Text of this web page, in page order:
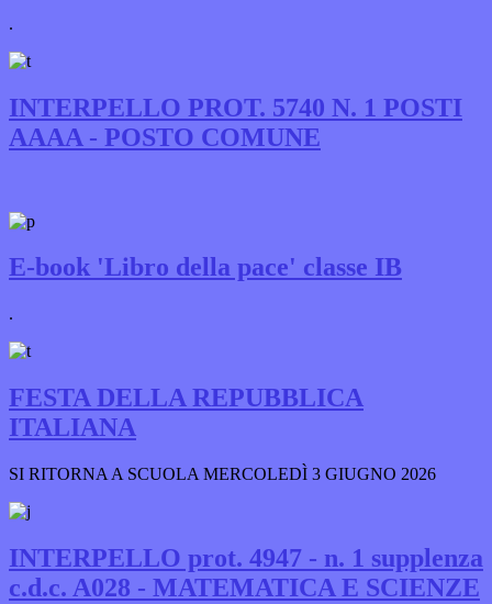
.
INTERPELLO PROT. 5740 N. 1 POSTI
AAAA - POSTO COMUNE
E-book 'Libro della pace' classe IB
.
FESTA DELLA REPUBBLICA
ITALIANA
SI RITORNA A SCUOLA MERCOLEDÌ 3 GIUGNO 2026
INTERPELLO prot. 4947 - n. 1 supplenza
c.d.c. A028 - MATEMATICA E SCIENZE